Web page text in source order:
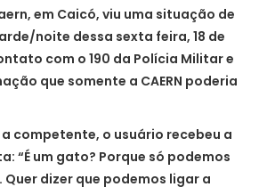
em Caicó, viu uma situação de
noite dessa sexta feira, 18 de
com o 190 da Polícia Militar e
que somente a CAERN poderia
competente, o usuário recebeu a
“É um gato? Porque só podemos
dizer que podemos ligar a